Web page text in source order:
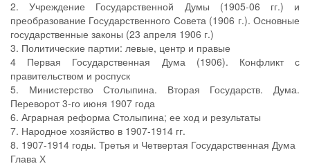
2. Учреждение Государственной Думы (1905-06 гг.) и
преобразование Государственного Совета (1906 г.). Основные
государственные законы (23 апреля 1906 г.)
3. Политические партии: левые, центр и правые
4 Первая Государственная Дума (1906). Конфликт с
правительством и роспуск
5. Министерство Столыпина. Вторая Государств. Дума.
Переворот 3-го июня 1907 года
6. Аграрная реформа Столыпина; ее ход и результаты
7. Народное хозяйство в 1907-1914 гг.
8. 1907-1914 годы. Третья и Четвертая Государственная Дума
Глава Х